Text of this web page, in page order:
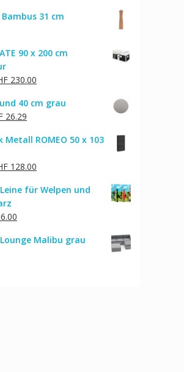
ist:31 cm
90 x 200 cm
287.00
230.00
ist:
40 cm grau
38.24
26.29
ist:
Metall ROMEO 50 x 103
150.00
128.00
ist:
für Welpen und
6.00
ist:
Malibu grau